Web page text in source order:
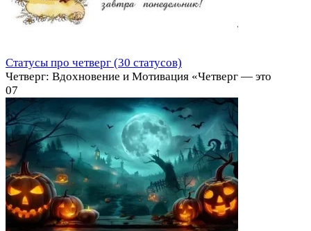
Статусы про четверг (30 статусов)
Четверг: Вдохновение и Мотивация «Четверг — это
07